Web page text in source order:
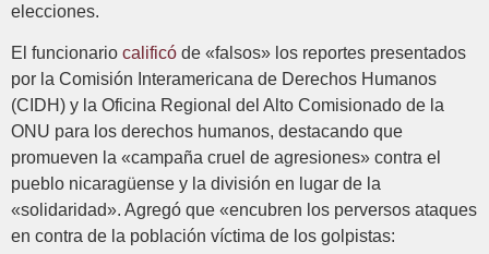
elecciones.
El funcionario calificó de «falsos» los reportes presentados
por la Comisión Interamericana de Derechos Humanos
(CIDH) y la Oficina Regional del Alto Comisionado de la
ONU para los derechos humanos, destacando que
promueven la «campaña cruel de agresiones» contra el
pueblo nicaragüense y la división en lugar de la
«solidaridad». Agregó que «encubren los perversos ataques
en contra de la población víctima de los golpistas: